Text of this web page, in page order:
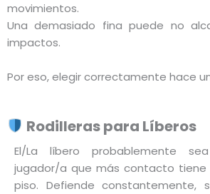
movimientos.
Una demasiado fina puede no
impactos.
Por eso, elegir correctamente hace
Rodilleras para Líberos
El/La líbero probablemente
jugador/a que más contacto tiene
piso. Defiende constantemente,